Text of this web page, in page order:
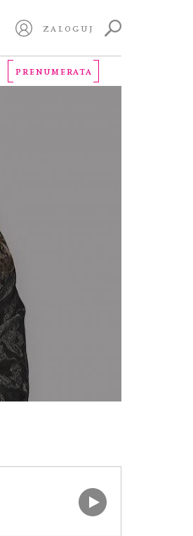
ZALOGUJ
PRENUMERATA